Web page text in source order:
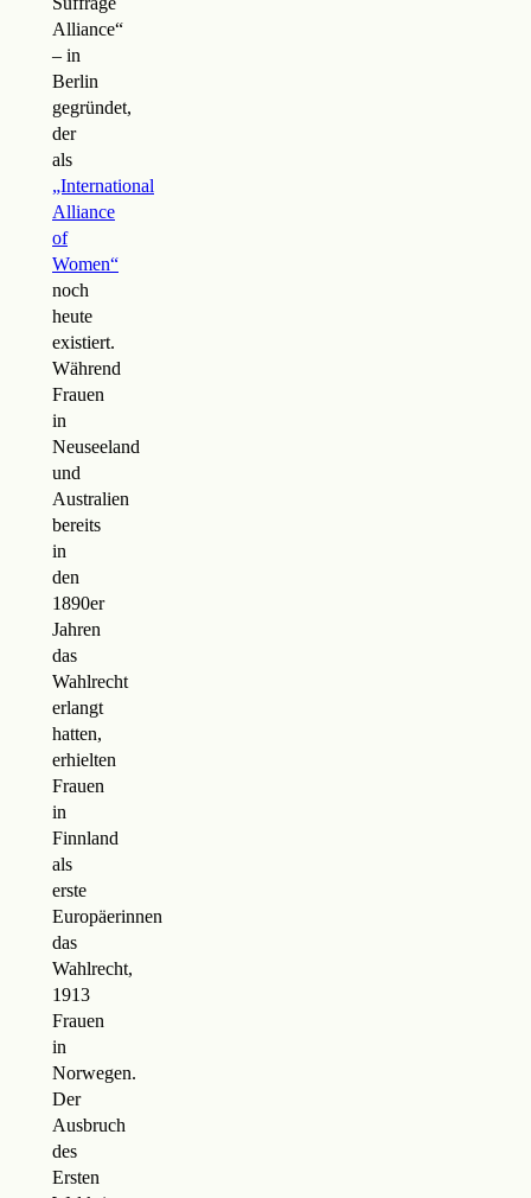
Alliance“
– in
Berlin
gegründet,
der
als
„International
Alliance
of
Women“
noch
heute
existiert.
Während
Frauen
in
Neuseeland
und
Australien
bereits
in
den
1890er
Jahren
das
Wahlrecht
erlangt
hatten,
erhielten
Frauen
in
Finnland
als
erste
Europäerinnen
das
Wahlrecht,
1913
Frauen
in
Norwegen.
Der
Ausbruch
des
Ersten